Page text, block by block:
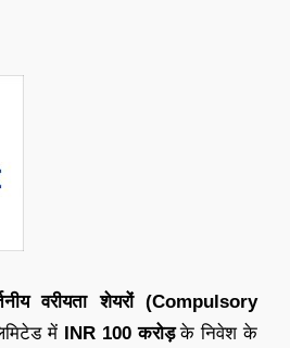
वरीयता शेयरों (Compulsory
में INR 100 करोड़के निवेश के